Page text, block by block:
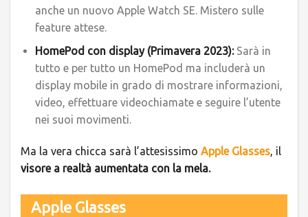
anche un nuovo Apple Watch SE. Mistero sulle
feature attese.
HomePod con display (Primavera 2023): Sarà in
tutto e per tutto un HomePod ma includerà un
display mobile in grado di mostrare informazioni,
video, effettuare videochiamate e seguire l’utente
nei suoi movimenti.
Ma la vera chicca sarà l’attesissimo Apple Glasses, il
visore a realtà aumentata con la mela.
Apple Glasses